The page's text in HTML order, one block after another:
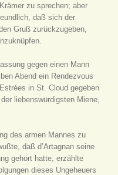
zu sprechen; aber
daß sich der
Gruß zurückzugeben,
gegen einen Mann
Abend ein Rendezvous
in St. Cloud gegeben
liebenswürdigsten Miene,
des armen Mannes zu
daß d’Artagnan seine
gehört hatte, erzählte
dieses Ungeheuers